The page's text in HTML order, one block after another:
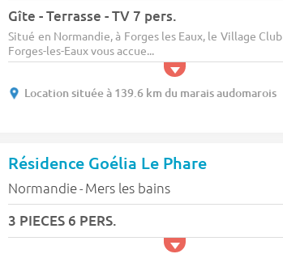
Gîte - Terrasse - TV 7 pers.
Situé en Normandie, à Forges les Eaux, le Village
Forges-les-Eaux vous accue...
Location située à 139.6 km du marais audomarois
Résidence Goélia Le Phare
Normandie- Mers les bains
3 PIECES 6 PERS.